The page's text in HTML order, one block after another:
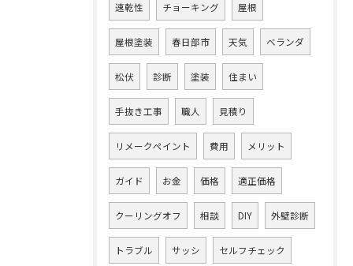
速乾性 チョーキング 屋根
屋根塗装 春日部市 天気 ベランダ
松伏 診断 塗装 住まい
手抜き工事 職人 見積り
リメークペイント 費用 メリット
ガイド お金 価格 適正価格
クーリングオフ 相談 DIY 外壁診断
トラブル サッシ セルフチェック